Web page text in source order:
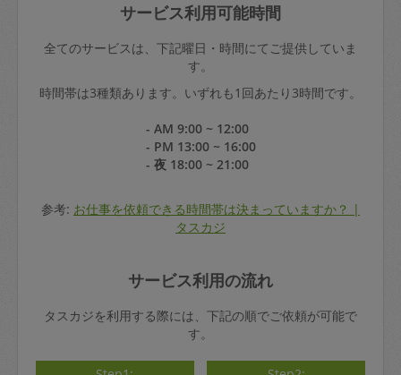
サービス利用可能時間
全てのサービスは、下記曜日・時間にてご提供していま
す。
時間帯は3種類あります。いずれも1回あたり3時間です。
- AM 9:00 ~ 12:00
- PM 13:00 ~ 16:00
- 夜 18:00 ~ 21:00
参考: お仕事を依頼できる時間帯は決まっていますか？ |
タスカジ
サービス利用の流れ
タスカジを利用する際には、下記の順でご依頼が可能で
す。